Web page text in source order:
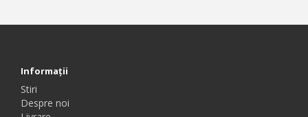
Informaţii
Stiri
Despre noi